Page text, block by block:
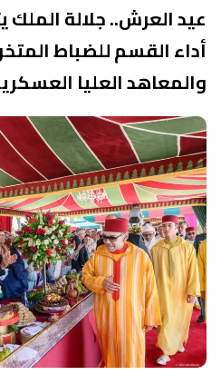
عيد العرش.. جلالة
أداء القسم للضباط
والمعاهد العليا